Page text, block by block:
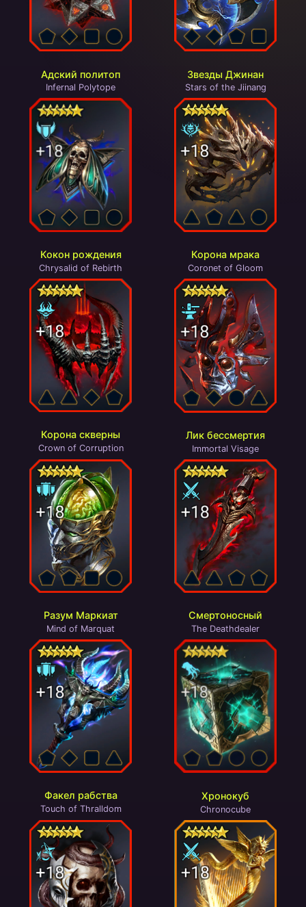
Адский политоп
Infernal Polytope
Звезды Джинан
Stars of the Jiinang
Кокон рождения
Chrysalid of Rebirth
Корона мрака
Coronet of Gloom
Корона скверны
Crown of Corruption
Лик бессмертия
Immortal Visage
Разум Маркиат
Mind of Marquat
Смертоносный
The Deathdealer
Факел рабства
Touch of Thralldom
Хронокуб
Chronocube